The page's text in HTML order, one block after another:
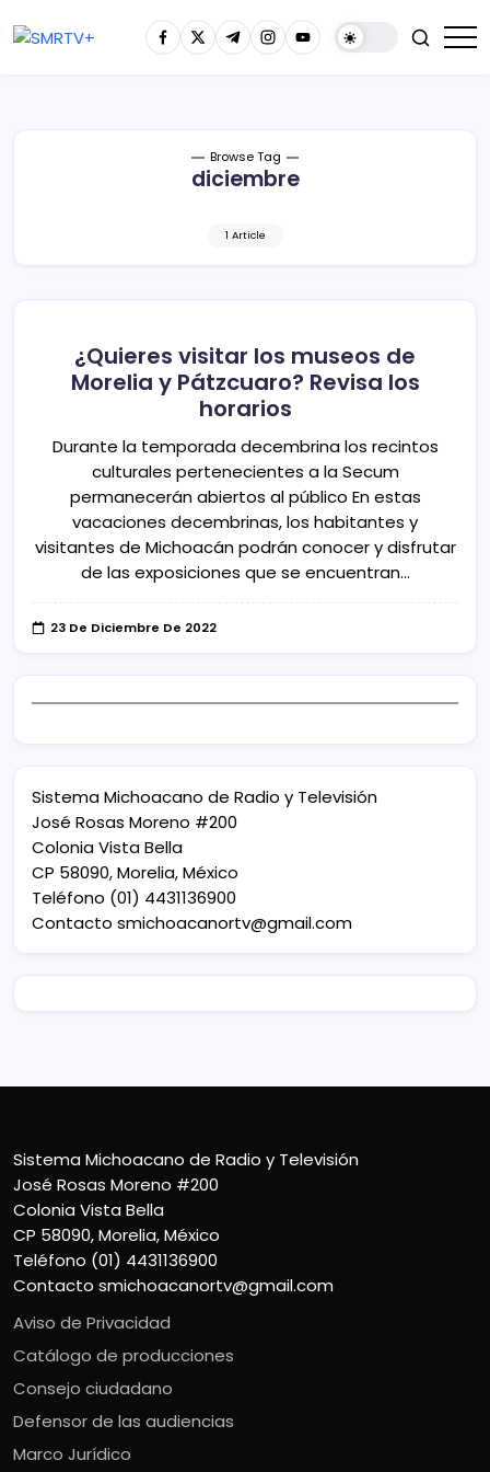
Browse Tag
diciembre
1 Article
¿Quieres visitar los museos de
Morelia y Pátzcuaro? Revisa los
horarios
Durante la temporada decembrina los recintos
culturales pertenecientes a la Secum
permanecerán abiertos al público En estas
vacaciones decembrinas, los habitantes y
visitantes de Michoacán podrán conocer y disfrutar
de las exposiciones que se encuentran…
23 De Diciembre De 2022
Sistema Michoacano de Radio y Televisión
José Rosas Moreno #200
Colonia Vista Bella
CP 58090, Morelia, México
Teléfono (01) 4431136900
Contacto smichoacanortv@gmail.com
Sistema Michoacano de Radio y Televisión
José Rosas Moreno #200
Colonia Vista Bella
CP 58090, Morelia, México
Teléfono (01) 4431136900
Contacto smichoacanortv@gmail.com
Aviso de Privacidad
Catálogo de producciones
Consejo ciudadano
Defensor de las audiencias
Marco Jurídico